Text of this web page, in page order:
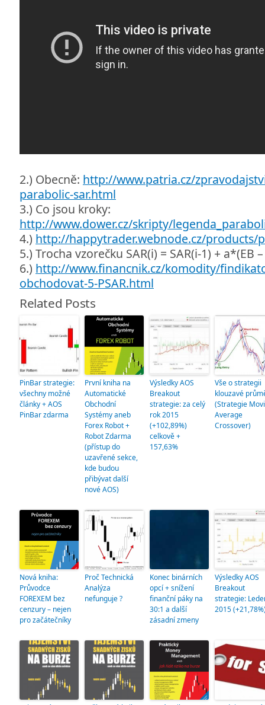
2.) Obecně: http://www.patria.cz/
parabolic-sar.html
3.) Co jsou kroky:
http://www.dower.cz/skripty/
4.) http://happytrader.webnode.cz/products/
5.) Trocha vzorečku SAR(i) = SAR(i-1) + a*(EB
6.) http://www.financnik.cz/komodity/
obchodovat-5-PSAR.html
Related Posts
PinBar strategie:
všechny možné
články + AOS
PinBar zdarma
První kniha na
Automatické
Obchodní
Systémy aneb
Forex Robot +
Robot Zdarma
(přístup do
uzavřené sekce,
kde budou
přibývat další
nové AOS)
Výsledky AOS
Breakout
strategie: za celý
rok 2015
(+102,89%)
celkově +
157,63%
Vše o strategii
klouzavé
(Strategie
Average
Crossover)
Nová kniha:
Průvodce
FOREXEM bez
cenzury – nejen
pro začátečníky
Proč Technická
Analýza
nefunguje ?
Konec binárních
opcí + snížení
finanční páky na
30:1 a další
zásadní zmeny
Výsledky AOS
Breakout
strategie:
2015